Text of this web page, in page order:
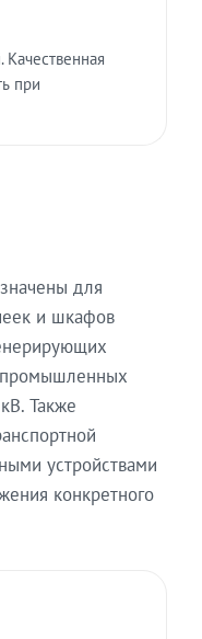
при
для
и шкафов
промышленных
Также
устройствами
конкретного